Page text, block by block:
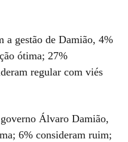
a gestão de Damião, 4%
ótima; 27%
regular com viés
Álvaro Damião,
6% consideram ruim;